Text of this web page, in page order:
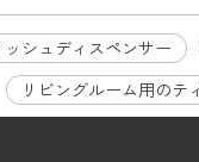
ッシュディスペンサー
リビングルーム用のテ